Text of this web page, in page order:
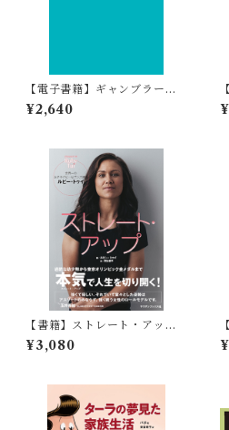
【電子書籍】ギャンブラー
ズ・アノニマス 今日一日
¥2,640
【書籍】ストレート・アップ
世界一の女子ラグビーセブン
ズ選手ルビー・トゥイ
¥3,080